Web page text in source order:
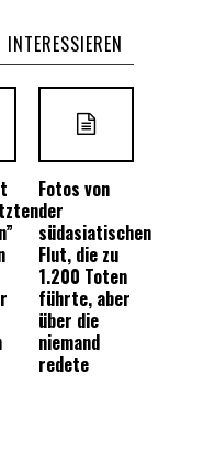
Fotos von
der
südasiatischen
Flut, die zu
1.200 Toten
führte, aber
über die
niemand
redete